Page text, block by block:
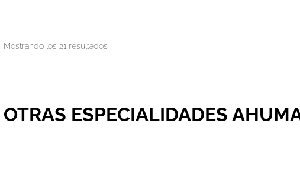
Mostrando los 21 resultados
OTRAS ESPECIALIDADES